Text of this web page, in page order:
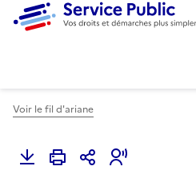
Voir le fil d'ariane